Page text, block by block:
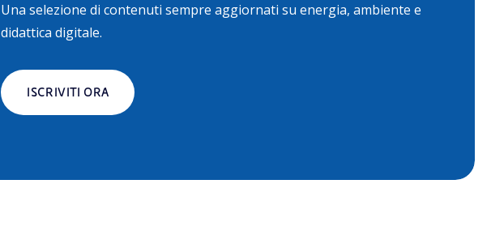
Una selezione di contenuti sempre aggiornati su energia, ambiente e
didattica digitale.
ISCRIVITI ORA